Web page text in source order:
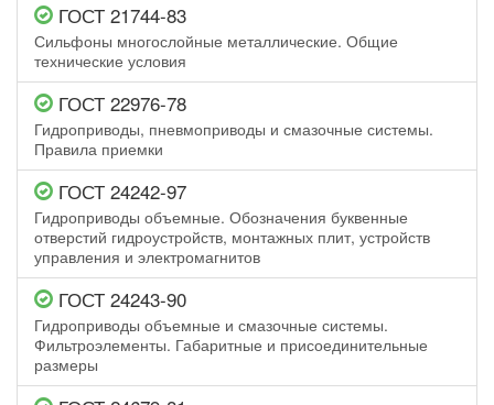
ГОСТ 21744-83
Сильфоны многослойные металлические. Общие
технические условия
ГОСТ 22976-78
Гидроприводы, пневмоприводы и смазочные системы.
Правила приемки
ГОСТ 24242-97
Гидроприводы объемные. Обозначения буквенные
отверстий гидроустройств, монтажных плит, устройств
управления и электромагнитов
ГОСТ 24243-90
Гидроприводы объемные и смазочные системы.
Фильтроэлементы. Габаритные и присоединительные
размеры